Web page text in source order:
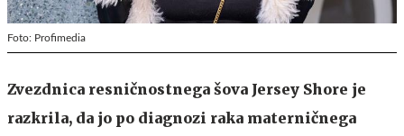
Foto: Profimedia
Zvezdnica resničnostnega šova Jersey Shore je
razkrila, da jo po diagnozi raka materničnega